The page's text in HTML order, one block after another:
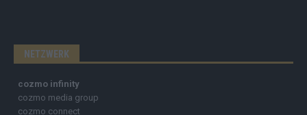
NETZWERK
cozmo infinity
cozmo media group
cozmo connect